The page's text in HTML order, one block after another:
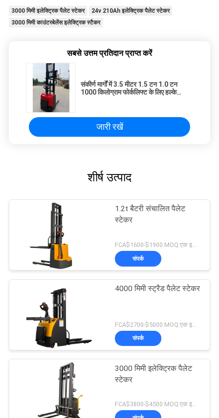
3000 मिमी इलेक्ट्रिक पैलेट स्टेकर
24v 210Ah इलेक्ट्रिक पैलेट स्टेकर
3000 मिमी काउंटरबेलेंस इलेक्ट्रिक स्टैकर
सबसे उत्तम प्रतिदान प्राप्त करें
संकीर्ण मार्गों में 3.5 मीटर 1.5 टन 1.0 टन
1000 किलोग्राम फोर्कलिफ्ट के लिए हल्के
जारी रखें
शीर्ष उत्पाद
1.2t बैटरी संचालित पैलेट
स्टेकर
संपर्क
4000 मिमी स्ट्रैड पैलेट स्टेकर
संपर्क
3000 मिमी इलेक्ट्रिक पैलेट
स्टेकर
FCA$3800-$4500 MOQ:एक इकाई